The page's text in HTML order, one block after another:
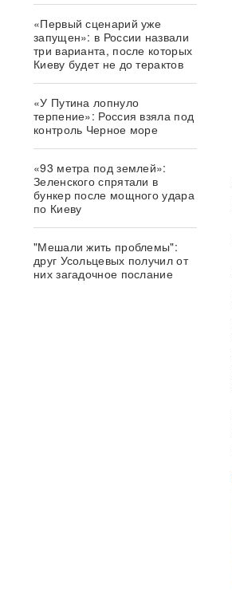
«Первый сценарий уже
запущен»: в России назвали
три варианта, после которых
Киеву будет не до терактов
«У Путина лопнуло
терпение»: Россия взяла под
контроль Черное море
«93 метра под землей»:
Зеленского спрятали в
бункер после мощного удара
по Киеву
"Мешали жить проблемы":
друг Усольцевых получил от
них загадочное послание